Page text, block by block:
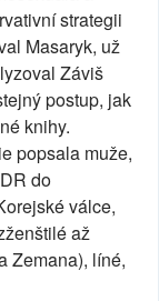
strategii
Masaryk, už
Záviš
postup, jak
knihy.
popsala muže,
do
válce,
až
Zemana), líné,